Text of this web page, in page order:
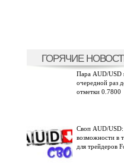
ГОРЯЧИЕ
Пара AUD/USD
очередной раз
отметки 0.7800
Своп AUD/
возможности в
для трейдеров